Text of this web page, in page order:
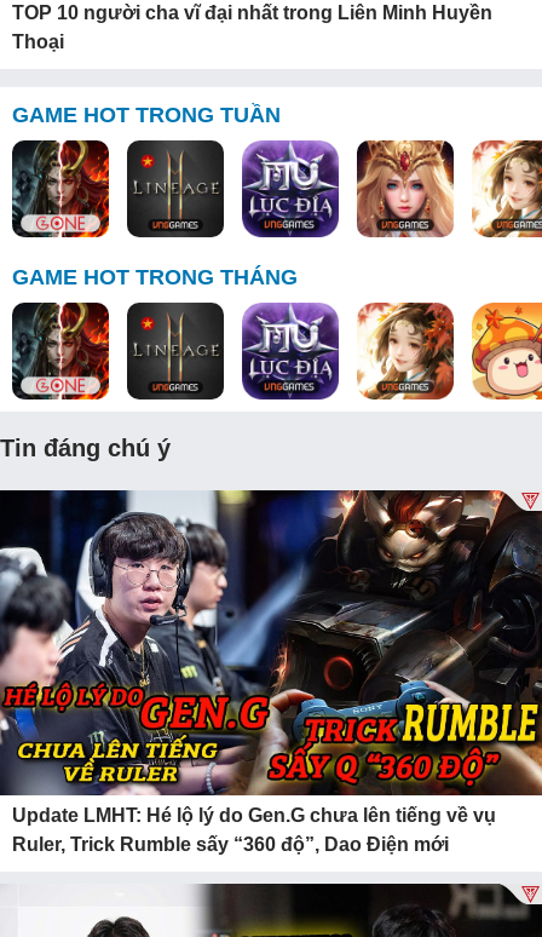
TOP 10 người cha vĩ đại nhất trong Liên Minh Huyền
Thoại
GAME HOT TRONG TUẦN
GAME HOT TRONG THÁNG
Tin đáng chú ý
Update LMHT: Hé lộ lý do Gen.G chưa lên tiếng về vụ
Ruler, Trick Rumble sấy “360 độ”, Dao Điện mới